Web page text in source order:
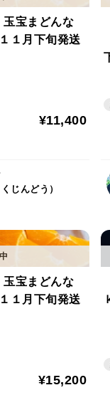
玉宝まどんな
１月下旬発送
¥11,400
じんどう）
玉宝まどんな
１月下旬発送
¥15,200